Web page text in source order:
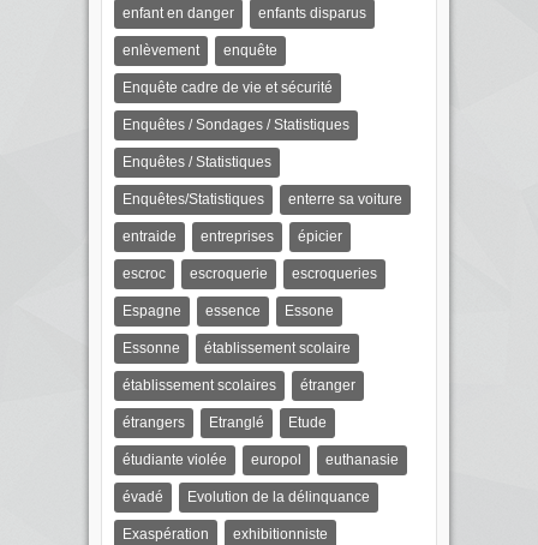
enfant en danger enfants disparus
enlèvement enquête
Enquête cadre de vie et sécurité
Enquêtes / Sondages / Statistiques
Enquêtes / Statistiques
Enquêtes/Statistiques enterre sa voiture
entraide entreprises épicier
escroc escroquerie escroqueries
Espagne essence Essone
Essonne établissement scolaire
établissement scolaires étranger
étrangers Etranglé Etude
étudiante violée europol euthanasie
évadé Evolution de la délinquance
Exaspération exhibitionniste